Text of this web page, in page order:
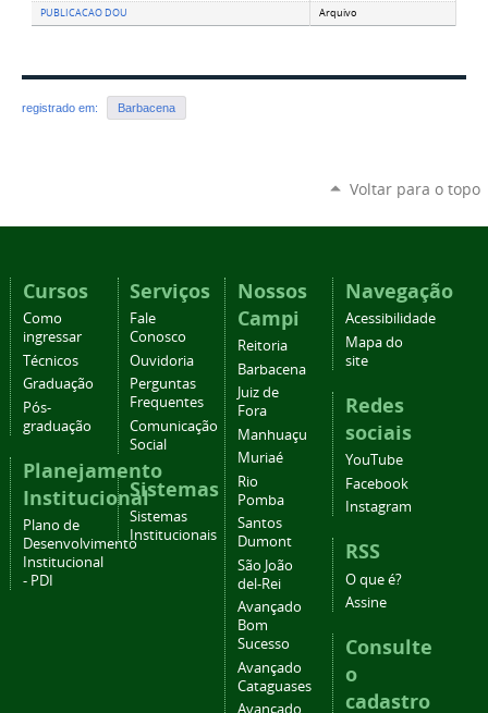
PUBLICACAO DOU
Arquivo
registrado em: Barbacena
Voltar para o topo
Cursos
Como
ingressar
Técnicos
Graduação
Pós-
graduação
Planejamento
Institucional
Plano de
Desenvolvimento
Institucional
- PDI
Serviços
Fale
Conosco
Ouvidoria
Perguntas
Frequentes
Comunicação
Social
Sistemas
Sistemas
Institucionais
Nossos
Campi
Reitoria
Barbacena
Juiz de
Fora
Manhuaçu
Muriaé
Rio
Pomba
Santos
Dumont
São João
del-Rei
Avançado
Bom
Sucesso
Avançado
Cataguases
Navegação
Acessibilidade
Mapa do
site
Redes
sociais
YouTube
Facebook
Instagram
RSS
O que é?
Assine
Consulte
o
cadastro